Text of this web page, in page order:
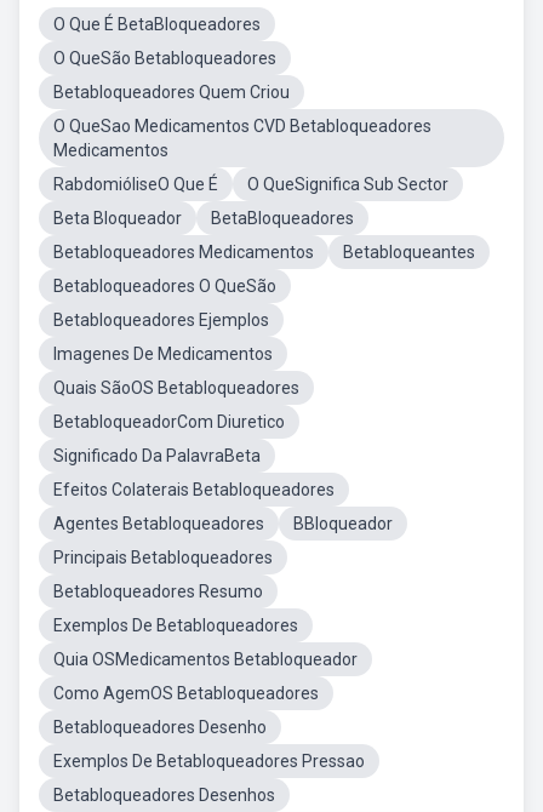
O Que É BetaBloqueadores
O QueSão Betabloqueadores
Betabloqueadores Quem Criou
O QueSao Medicamentos CVD Betabloqueadores
Medicamentos
RabdomióliseO Que É
O QueSignifica Sub Sector
Beta Bloqueador
BetaBloqueadores
Betabloqueadores Medicamentos
Betabloqueantes
Betabloqueadores O QueSão
Betabloqueadores Ejemplos
Imagenes De Medicamentos
Quais SãoOS Betabloqueadores
BetabloqueadorCom Diuretico
Significado Da PalavraBeta
Efeitos Colaterais Betabloqueadores
Agentes Betabloqueadores
BBloqueador
Principais Betabloqueadores
Betabloqueadores Resumo
Exemplos De Betabloqueadores
Quia OSMedicamentos Betabloqueador
Como AgemOS Betabloqueadores
Betabloqueadores Desenho
Exemplos De Betabloqueadores Pressao
Betabloqueadores Desenhos